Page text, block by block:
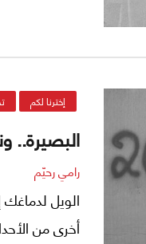
إخترنا لكم
البصيرة..
رامي رحيّم
الويل
أخرى من